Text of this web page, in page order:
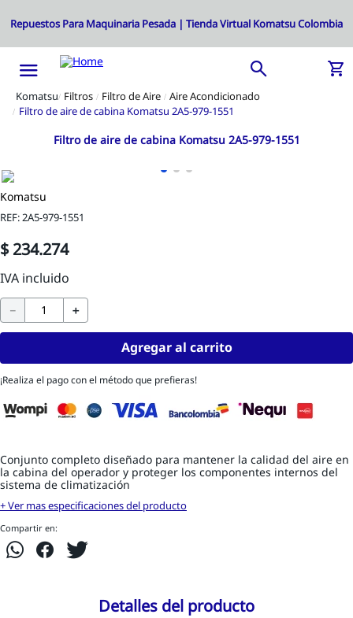
Filtros Filtro de Aire
Aire Acondicionado
Filtro de aire de cabina Komatsu 2A5-979-1551
Filtro de aire de cabina Komatsu 2A5-979-1551
Komatsu
REF:2A5-979-1551
$ 234.274
＋
－
Agregar al carrito
¡Realiza el pago con el método que prefieras!
Conjunto completo diseñado para mantener la calidad del aire en
la cabina del operador y proteger los componentes internos del
sistema de climatización
+ Ver mas especificaciones del producto
Compartir en:
Detalles del producto